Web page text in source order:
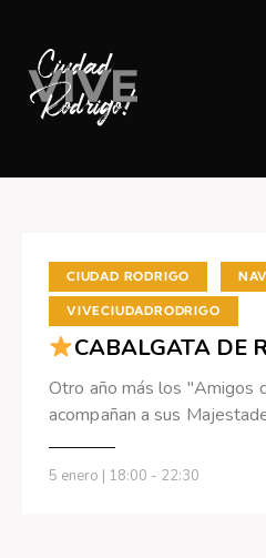
CIUDAD RODRIGO
VIVECIUDADRODRIGO
CABALGATA DE
Otro año más los "Amigos
acompañan a sus
5 enero | 18:00 - 22:30